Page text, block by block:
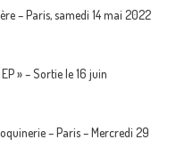
– Paris, samedi 14 mai 2022
» – Sortie le 16 juin
– Paris – Mercredi 29